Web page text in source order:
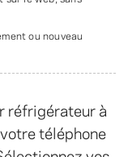
réfrigérateur à
téléphone
ou nouveau